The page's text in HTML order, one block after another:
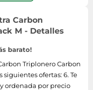
Carbon
M - Detalles
barato!
Triplonero Carbon
ofertas: 6. Te
ordenada por precio